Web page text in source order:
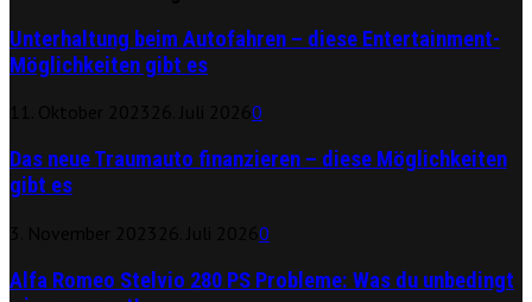
Unterhaltung beim Autofahren – diese Entertainment-
Möglichkeiten gibt es
0
Das neue Traumauto finanzieren – diese Möglichkeiten
gibt es
0
Alfa Romeo Stelvio 280 PS Probleme: Was du unbedingt